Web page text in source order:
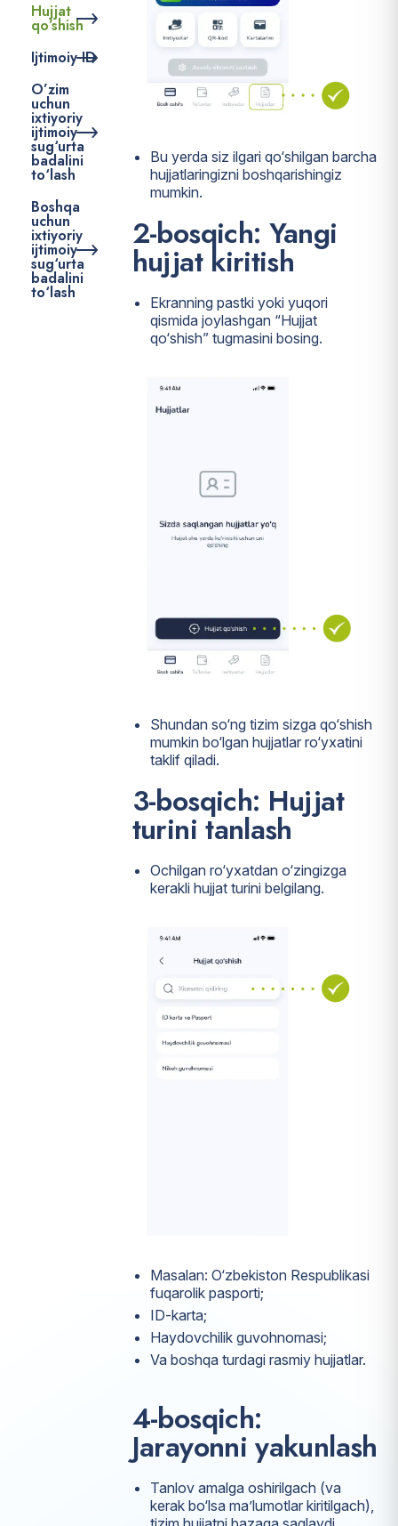
Hujjat
qo’shish
Ijtimoiy ID
O’zim
uchun
ixtiyoriy
ijtimoiy
sug‘urta
badalini
to‘lash
Boshqa
uchun
ixtiyoriy
ijtimoiy
sug‘urta
badalini
to‘lash
Bu yerda siz ilgari qo‘shilgan barcha
hujjatlaringizni boshqarishingiz
mumkin.
2-bosqich: Yangi
hujjat kiritish
Ekranning pastki yoki yuqori
qismida joylashgan “Hujjat
qo‘shish” tugmasini bosing.
Shundan so‘ng tizim sizga qo‘shish
mumkin bo‘lgan hujjatlar ro‘yxatini
taklif qiladi.
3-bosqich: Hujjat
turini tanlash
Ochilgan ro‘yxatdan o‘zingizga
kerakli hujjat turini belgilang.
Masalan: O‘zbekiston Respublikasi
fuqarolik pasporti;
ID-karta;
Haydovchilik guvohnomasi;
Va boshqa turdagi rasmiy hujjatlar.
4-bosqich:
Jarayonni yakunlash
Tanlov amalga oshirilgach (va
kerak bo‘lsa ma’lumotlar kiritilgach),